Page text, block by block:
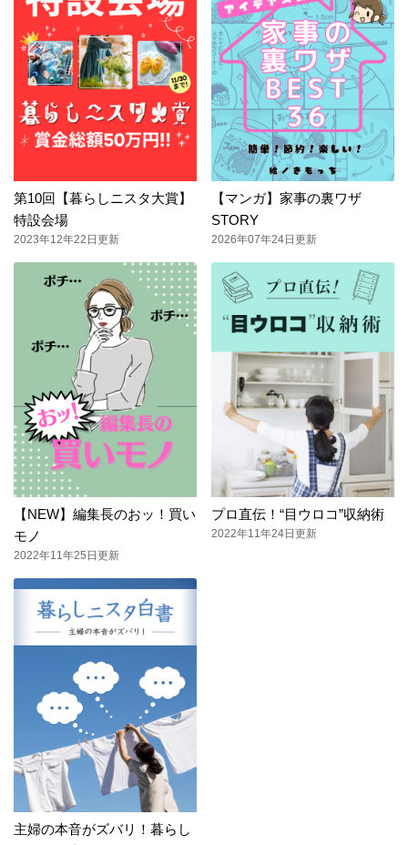
第10回【暮らしニスタ大賞】
特設会場
2023年12年22日更新
【マンガ】家事の裏ワザ
STORY
2026年07年24日更新
【NEW】編集長のおッ！買い
モノ
2022年11年25日更新
プロ直伝！“目ウロコ”収納術
2022年11年24日更新
主婦の本音がズバリ！暮らし